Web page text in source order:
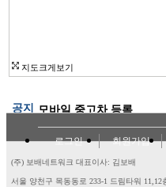
지도크게보기
공지 모바일 중고차 등록
로그인 회원가입
(주) 보배네트워크 대표이사: 김보배
서울 양천구 목동동로 233-1 드림타워 11,12